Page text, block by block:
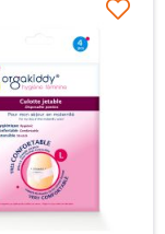
Ajouter à ma liste